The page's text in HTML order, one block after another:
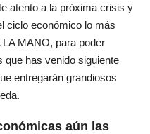
atento a la próxima crisis y
ciclo económico lo más
MANO, para poder
has venido siguiente
entregarán grandiosos
aún las